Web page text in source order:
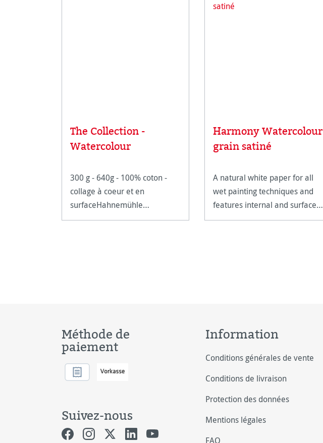
The Collection -
Watercolour
300 g - 640g - 100% coton -
collage à coeur et en
surfaceHahnemühle
Watercolour 300 et 640
Harmony Watercolour
grain satiné
A natural white paper for all
wet painting techniques and
features internal and surface
sizing.
Méthode de
paiement
Suivez-nous
Information
Conditions générales de vente
Conditions de livraison
Protection des données
Mentions légales
FAQ